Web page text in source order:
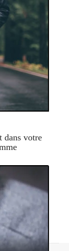
dans votre